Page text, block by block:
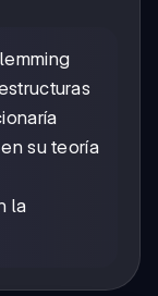
su teoría
la